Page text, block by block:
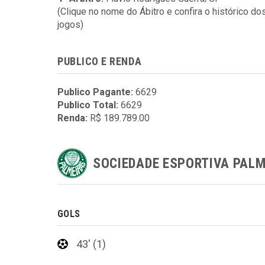
(Clique no nome do Ábitro e confira o histórico
jogos)
PUBLICO E RENDA
Publico Pagante: 6629
Publico Total: 6629
Renda: R$ 189.789.00
SOCIEDADE ESPORTIVA
GOLS
43' (1)